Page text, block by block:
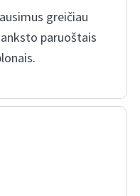
greičiau
paruoštais